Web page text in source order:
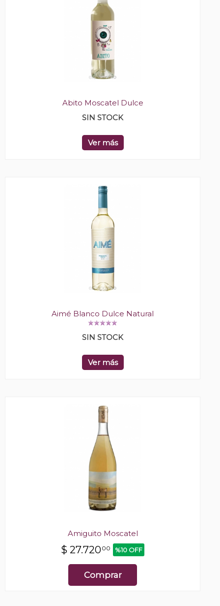
Abito Moscatel Dulce
SIN STOCK
Ver más
Aimé Blanco Dulce Natural
SIN STOCK
Ver más
Amiguito Moscatel
$ 27.72000 %10 OFF
Comprar